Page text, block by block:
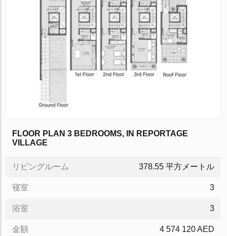
FLOOR PLAN 3 BEDROOMS, IN REPORTAGE
VILLAGE
リビングルーム 378.55 平方メートル
寝室 3
浴室 3
金額 4 574 120 AED